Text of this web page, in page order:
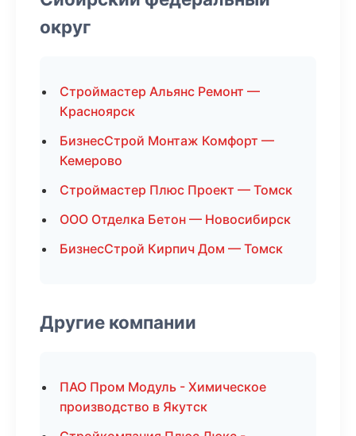
округ
Строймастер Альянс Ремонт —
Красноярск
БизнесСтрой Монтаж Комфорт —
Кемерово
Строймастер Плюс Проект — Томск
ООО Отделка Бетон — Новосибирск
БизнесСтрой Кирпич Дом — Томск
Другие компании
ПАО Пром Модуль - Химическое
производство в Якутск